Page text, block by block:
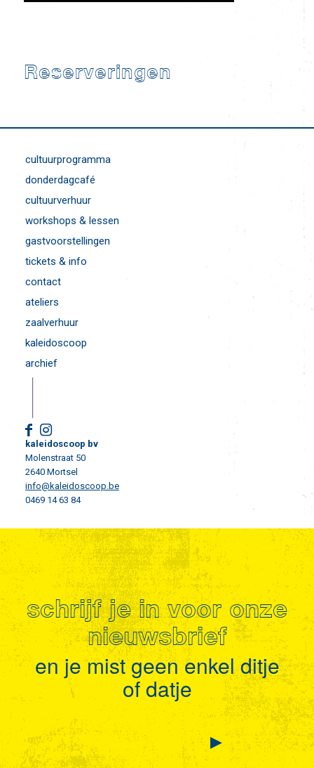
Reserveringen
cultuurprogramma
donderdagcafé
cultuurverhuur
workshops & lessen
gastvoorstellingen
tickets & info
contact
ateliers
zaalverhuur
kaleidoscoop
archief
kaleidoscoop bv
Molenstraat 50
2640 Mortsel
info@kaleidoscoop.be
0469 14 63 84
schrijf je in voor onze
nieuwsbrief
en je mist geen enkel ditje
of datje